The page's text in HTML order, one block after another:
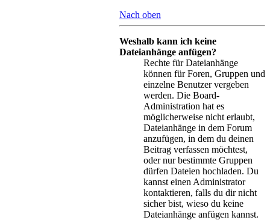
Nach oben
Weshalb kann ich keine
Dateianhänge anfügen?
Rechte für Dateianhänge
können für Foren, Gruppen und
einzelne Benutzer vergeben
werden. Die Board-
Administration hat es
möglicherweise nicht erlaubt,
Dateianhänge in dem Forum
anzufügen, in dem du deinen
Beitrag verfassen möchtest,
oder nur bestimmte Gruppen
dürfen Dateien hochladen. Du
kannst einen Administrator
kontaktieren, falls du dir nicht
sicher bist, wieso du keine
Dateianhänge anfügen kannst.